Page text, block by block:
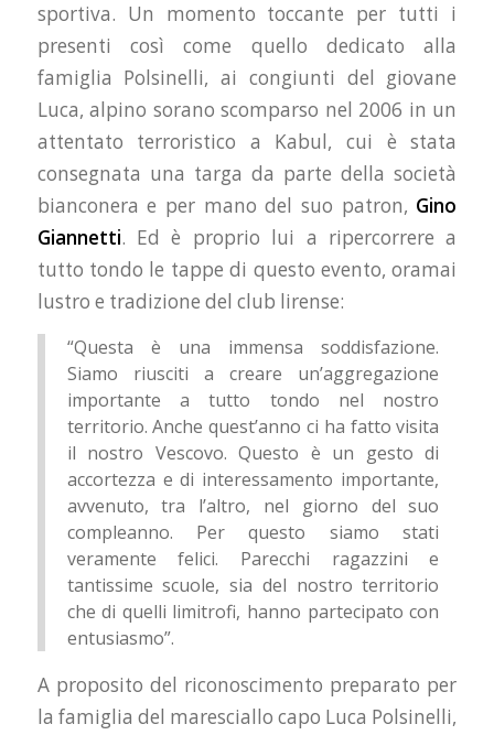
sportiva. Un momento toccante per tutti i
presenti così come quello dedicato alla
famiglia Polsinelli, ai congiunti del giovane
Luca, alpino sorano scomparso nel 2006 in un
attentato terroristico a Kabul, cui è stata
consegnata una targa da parte della società
bianconera e per mano del suo patron, Gino
Giannetti. Ed è proprio lui a ripercorrere a
tutto tondo le tappe di questo evento, oramai
lustro e tradizione del club lirense:
“Questa è una immensa soddisfazione.
Siamo riusciti a creare un’aggregazione
importante a tutto tondo nel nostro
territorio. Anche quest’anno ci ha fatto visita
il nostro Vescovo. Questo è un gesto di
accortezza e di interessamento importante,
avvenuto, tra l’altro, nel giorno del suo
compleanno. Per questo siamo stati
veramente felici. Parecchi ragazzini e
tantissime scuole, sia del nostro territorio
che di quelli limitrofi, hanno partecipato con
entusiasmo”.
A proposito del riconoscimento preparato per
la famiglia del maresciallo capo Luca Polsinelli,